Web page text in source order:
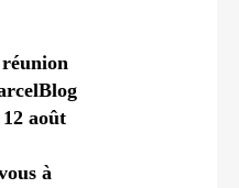
août
à